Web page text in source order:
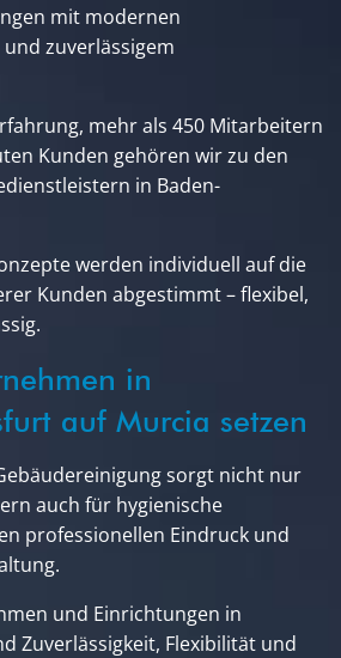
mit modernen
zuverlässigem
mehr als 450 Mitarbeitern
Kunden gehören wir zu den
in Baden-
werden individuell auf die
Kunden abgestimmt – flexibel,
in
auf Murcia setzen
sorgt nicht nur
auch für hygienische
professionellen Eindruck und
und Einrichtungen in
Zuverlässigkeit, Flexibilität und